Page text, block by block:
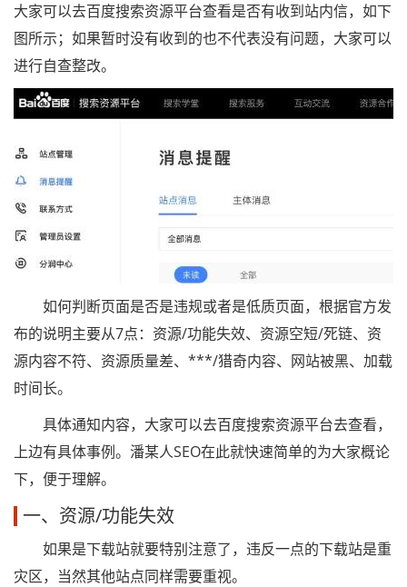
大家可以去百度搜索资源平台查看是否有收到站内信，如下
图所示；如果暂时没有收到的也不代表没有问题，大家可以
进行自查整改。
如何判断页面是否是违规或者是低质页面，根据官方发
布的说明主要从7点：资源/功能失效、资源空短/死链、资
源内容不符、资源质量差、***/猎奇内容、网站被黑、加载
时间长。
具体通知内容，大家可以去百度搜索资源平台去查看，
上边有具体事例。潘某人SEO在此就快速简单的为大家概论
下，便于理解。
一、资源/功能失效
如果是下载站就要特别注意了，违反一点的下载站是重
灾区，当然其他站点同样需要重视。